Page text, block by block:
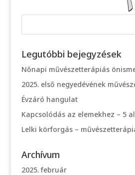
Legutóbbi bejegyzések
Nőnapi művészetterápiás
2025. első negyedévének
Évzáró hangulat
Kapcsolódás az elemekhez – 5
Lelki körforgás –
Archívum
2025. február